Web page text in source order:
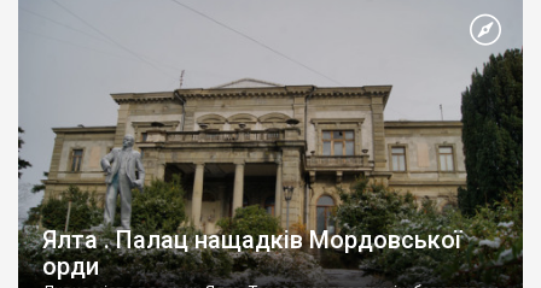
Ялта . Палац нащадків Мордовської
орди